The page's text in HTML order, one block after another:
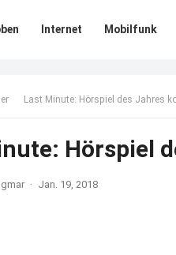
Internet Mobilfunk
Last Minute: Hörspiel des Jahres
Hörspiel
· Jan. 19, 2018